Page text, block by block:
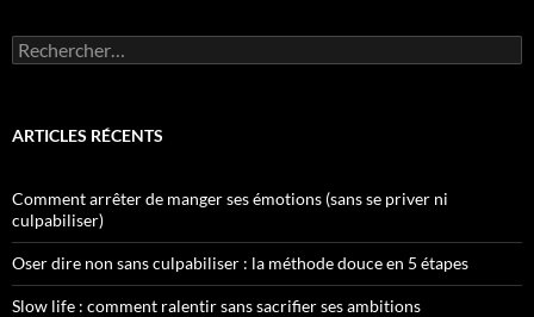
Rechercher :
ARTICLES RÉCENTS
Comment arrêter de manger ses émotions (sans se priver ni
culpabiliser)
Oser dire non sans culpabiliser : la méthode douce en 5 étapes
Slow life : comment ralentir sans sacrifier ses ambitions